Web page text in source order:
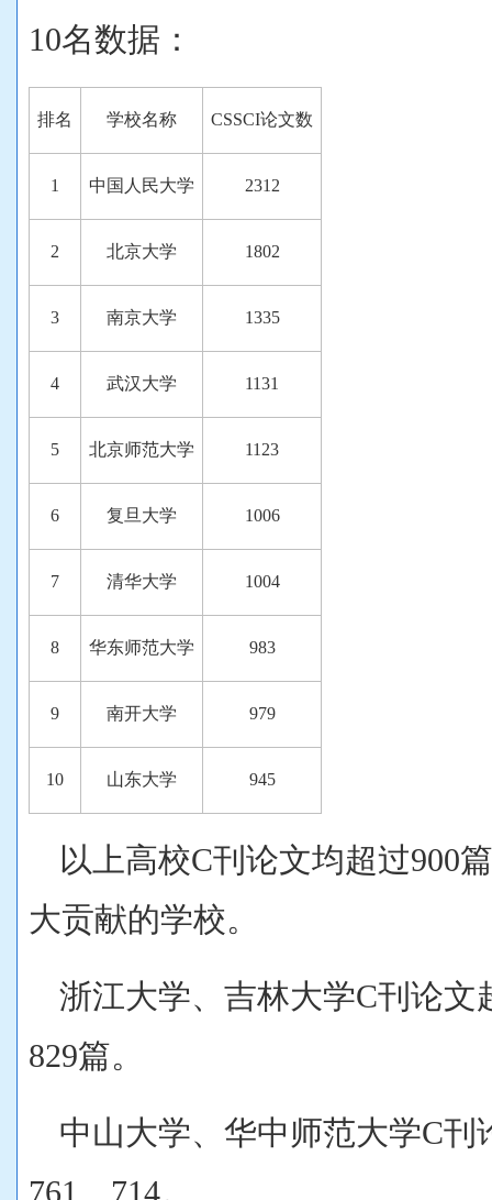
10名数据：
排名 学校名称 CSSCI论文数
1 中国人民大学 2312
2 北京大学 1802
3 南京大学 1335
4 武汉大学 1131
5 北京师范大学 1123
6 复旦大学 1006
7 清华大学 1004
8 华东师范大学 983
9 南开大学 979
10 山东大学 945
以上高校C刊论文均超过900
大贡献的学校。
浙江大学、吉林大学C刊论文
829篇。
中山大学、华中师范大学C刊
761、714。